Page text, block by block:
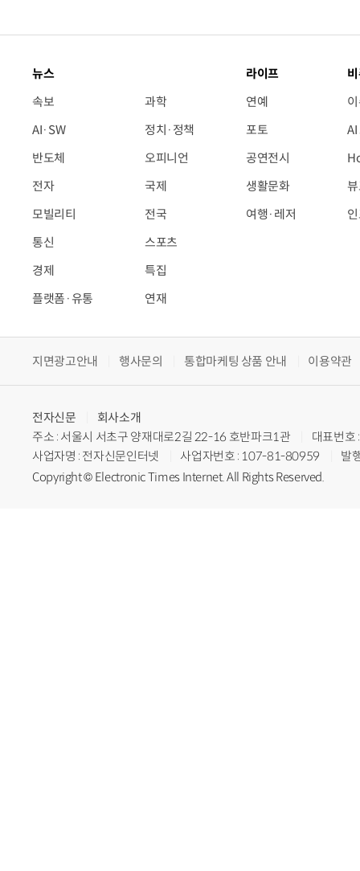
뉴스
속보
AI·SW
반도체
전자
모빌리티
통신
경제
플랫폼·유통
과학
정치·정책
오피니언
국제
전국
스포츠
특집
연재
라이프
연예
포토
공연전시
생활문화
여행·레저
지면광고안내 행사문의 통합마케팅 상품 안내 이용약관
전자신문
회사소개
주소 : 서울시 서초구 양재대로2길 22-16 호반파크1관
대표번
사업자명 : 전자신문인터넷
사업자번호 : 107-81-80959
발
Copyright © Electronic Times Internet. All Rights Reserved.